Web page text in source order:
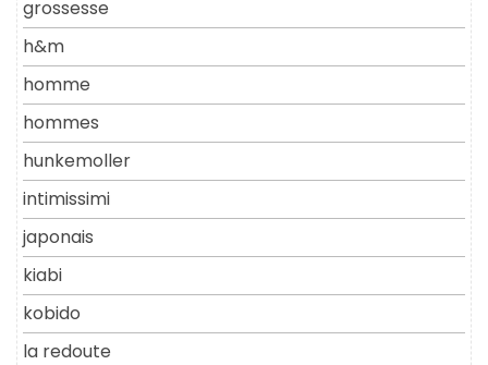
grossesse
h&m
homme
hommes
hunkemoller
intimissimi
japonais
kiabi
kobido
la redoute